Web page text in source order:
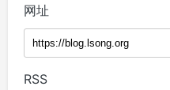
网址
RSS